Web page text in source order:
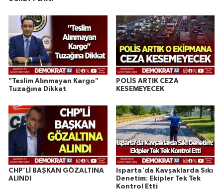
"Teslim Alınmayan Kargo"
Tuzağına Dikkat
POLİS ARTIK CEZA
KESEMEYECEK
CHP’Lİ BAŞKAN GÖZALTINA
ALINDI
Isparta'da Kavşaklarda Sıkı
Denetim: Ekipler Tek Tek
Kontrol Etti